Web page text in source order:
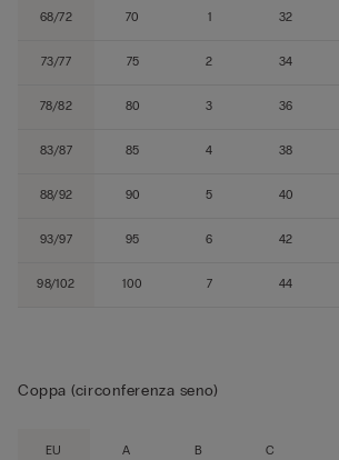
68/72 70 1 32
73/77 75 2 34
78/82 80 3 36
83/87 85 4 38
88/92 90 5 40
93/97 95 6 42
98/102 100 7 44
Coppa (circonferenza seno)
EU A B C